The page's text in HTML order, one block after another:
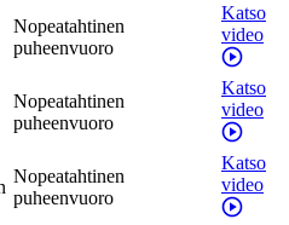
Nopeatahtinen
puheenvuoro
Katso
video
Nopeatahtinen
puheenvuoro
Katso
video
Nopeatahtinen
puheenvuoro
Katso
video